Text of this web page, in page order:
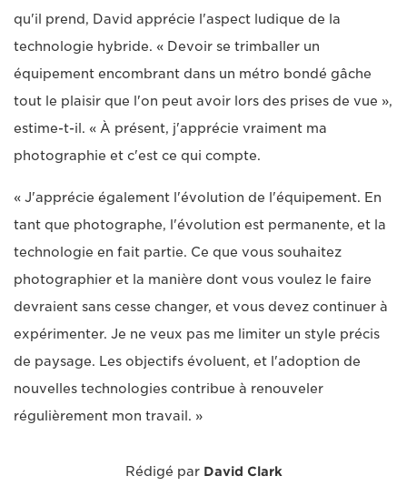
qu'il prend, David apprécie l'aspect ludique de la
technologie hybride. « Devoir se trimballer un
équipement encombrant dans un métro bondé gâche
tout le plaisir que l'on peut avoir lors des prises de vue »,
estime-t-il. « À présent, j'apprécie vraiment ma
photographie et c'est ce qui compte.
« J'apprécie également l'évolution de l'équipement. En
tant que photographe, l'évolution est permanente, et la
technologie en fait partie. Ce que vous souhaitez
photographier et la manière dont vous voulez le faire
devraient sans cesse changer, et vous devez continuer à
expérimenter. Je ne veux pas me limiter un style précis
de paysage. Les objectifs évoluent, et l'adoption de
nouvelles technologies contribue à renouveler
régulièrement mon travail. »
Rédigé par David Clark